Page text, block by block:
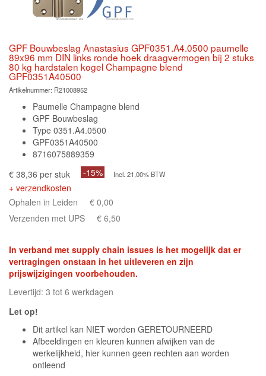
GPF Bouwbeslag Anastasius GPF0351.A4.0500 paumelle
89x96 mm DIN links ronde hoek draagvermogen bij 2 stuks
80 kg hardstalen kogel Champagne blend
GPF0351A40500
Artikelnummer: R21008952
Paumelle Champagne blend
GPF Bouwbeslag
Type 0351.A4.0500
GPF0351A40500
8716075889359
€ 38,36 per stuk
-15% Incl. 21,00% BTW
+ verzendkosten
Ophalen in Leiden
€ 0,00
Verzenden met UPS
€ 6,50
In verband met supply chain issues is het mogelijk dat er
vertragingen onstaan in het uitleveren en zijn
prijswijzigingen voorbehouden.
Levertijd: 3 tot 6 werkdagen
Let op!
Dit artikel kan NIET worden GERETOURNEERD
Afbeeldingen en kleuren kunnen afwijken van de
werkelijkheid, hier kunnen geen rechten aan worden
ontleend